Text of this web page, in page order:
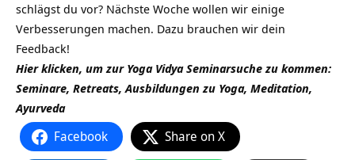
schlägst du vor? Nächste Woche wollen wir einige
Verbesserungen machen. Dazu brauchen wir dein
Feedback!
Hier klicken, um zur Yoga Vidya Seminarsuche zu kommen:
Seminare, Retreats, Ausbildungen zu Yoga, Meditation,
Ayurveda
Facebook Share on X